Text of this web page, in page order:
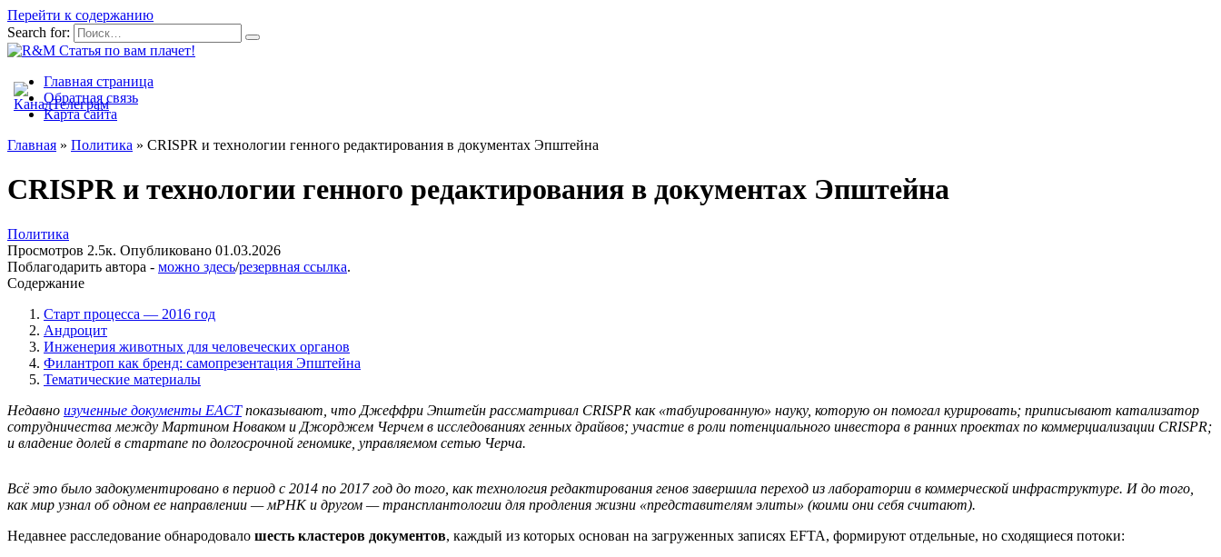
Перейти к содержанию
Search for:
Главная страница
Обратная связь
Карта сайта
Главная » Политика » CRISPR и технологии генного редактирования в документах Эпштейна
CRISPR и технологии генного редактирования в документах Эпштейна
Политика
Просмотров 2.5к. Опубликовано 01.03.2026
Поблагодарить автора - можно здесь/резервная ссылка.
Содержание
Старт процесса — 2016 год
Андроцит
Инженерия животных для человеческих органов
Филантроп как бренд: самопрезентация Эпштейна
Тематические материалы
Недавно изученные документы ЕАСТпоказывают, что Джеффри Эпштейн рассматривал CRISPR как «табуированную» науку, которую он помогал курировать; приписывают катализатор
сотрудничества между Мартином Новаком и Джорджем Черчем в исследованиях генных драйвов; участие в роли потенциального инвестора в ранних проектах по коммерциализации CRISPR;
и владение долей в стартапе по долгосрочной геномике, управляемом сетью Черча.
Всё это было задокументировано в период с 2014 по 2017 год до того, как технология редактирования генов завершила переход из лаборатории в коммерческой инфраструктуре. И до того,
как мир узнал об одном ее направлении — мРНК и другом — трансплантологии для продления жизни «представителям элиты» (коими они себя считают).
Недавнее расследование обнародовало шесть кластеров документов, каждый из которых основан на загруженных записях EFTA, формируют отдельные, но сходящиеся потоки: